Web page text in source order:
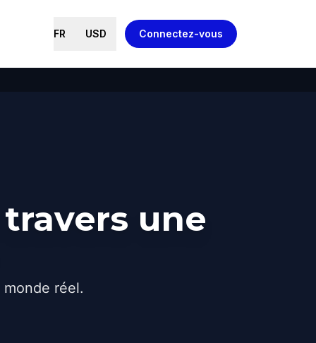
FR USD Connectez-vous
une
réel.